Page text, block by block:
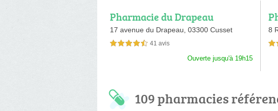
Pharmacie du Drapeau
17 avenue du Drapeau, 03300 Cusset
4,5 étoiles sur 5 41 avis
Ouverte jusqu'à 19h15
8
4,5
109 pharmacies